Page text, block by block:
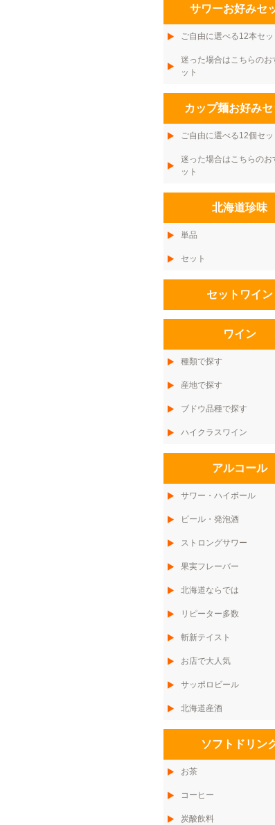
サワーお好みセ
ご自由に選べる12本セッ
迷った場合はこちらのお
ット
カップ麺お好みセ
ご自由に選べる12個セッ
迷った場合はこちらのお
ット
北海道珍味
単品
セット
セットワイン
ワイン
種類で探す
産地で探す
ブドウ品種で探す
ハイクラスワイン
アルコール
サワー・ハイボール
ビール・発泡酒
ストロングサワー
果実フレーバー
北海道ならでは
リピーター多数
斬新テイスト
お店で大人気
サッポロビール
北海道産酒
ソフトドリン
お茶
コーヒー
炭酸飲料